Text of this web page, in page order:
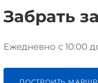
Забрать
Ежедневно с 10:00